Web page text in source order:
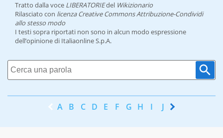
Tratto dalla voce LIBERATORIEdel Wikizionario
Rilasciato con licenza Creative Commons Attribuzione-Condividi
allo stesso modo
I testi sopra riportati non sono in alcun modo espressione
dell’opinione di Italiaonline S.p.A.
A B C D E F G H I J K